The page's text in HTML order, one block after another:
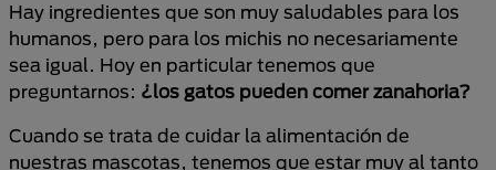
Hay ingredientes que son muy saludables para los
humanos, pero para los michis no necesariamente
sea igual. Hoy en particular tenemos que
preguntarnos: ¿los gatos pueden comer zanahoria?
Cuando se trata de cuidar la alimentación de
nuestras mascotas, tenemos que estar muy al tanto